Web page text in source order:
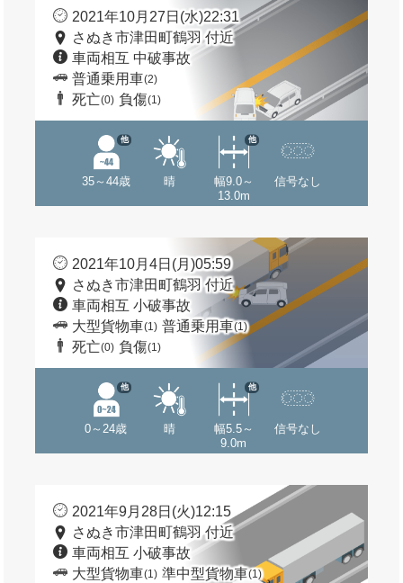
2021年10月27日(水)22:31
さぬき市津田町鶴羽 付近
車両相互 中破事故
普通乗用車(2)
死亡(0) 負傷(1)
35～44歳
他
晴
幅9.0～
13.0m
他
信号なし
2021年10月4日(月)05:59
さぬき市津田町鶴羽 付近
車両相互 小破事故
大型貨物車(1) 普通乗用車(1)
死亡(0) 負傷(1)
0～24歳
他
晴
幅5.5～
9.0m
他
信号なし
2021年9月28日(火)12:15
さぬき市津田町鶴羽 付近
車両相互 小破事故
大型貨物車(1) 準中型貨物車(1)